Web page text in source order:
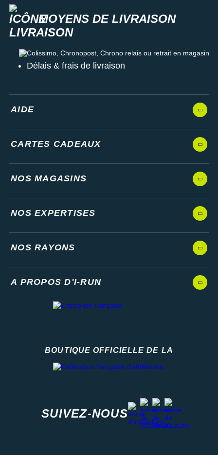
MOYENS DE LIVRAISON
Colissimo, Chronopost, Chrono relais ou retrait en magasin
Délais & frais de livraison
AIDE
CARTES CADEAUX
NOS MAGASINS
NOS EXPERTISES
NOS RAYONS
A PROPOS D'I-RUN
BOUTIQUE OFFICIELLE DE LA
SUIVEZ-NOUS
instagram
facebook
stravayoutube
Suunto
Ta Energy
Thuasne
X-Socks
+ Voir toutes les marques